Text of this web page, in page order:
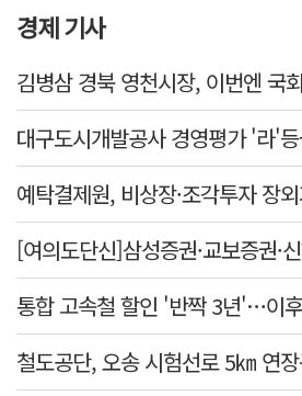
경제 기사
[여의도단신]삼성증권·교보증권·
통합 고속철 할인 '반짝 3년'…이